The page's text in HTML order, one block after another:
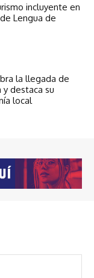
incluyente en
Lengua de
la llegada de
destaca su
local